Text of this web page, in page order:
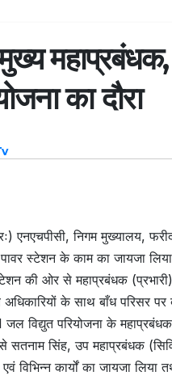
का दौरा
एनएचपीसी, निगम मुख्यालय,
स्टेशन के काम का जायजा
की ओर से महाप्रबंधक
के साथ बाँध परिसर
जल विद्युत परियोजना के
सतनाम सिंह, उप महाप्रबंधक
विभिन्न कार्यों का जायजा